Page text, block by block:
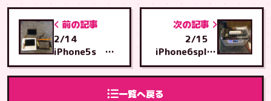
前の記事
2/14
iPhone5s 画
面交換 那覇市
から宜野湾ベー
一覧へ戻る
次の記事
2/15
iPhone6splus
画面交換 金武
町から石川店へ